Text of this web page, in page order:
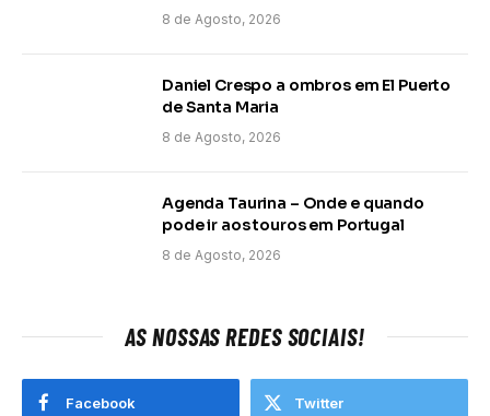
8 de Agosto, 2026
Daniel Crespo a ombros em El Puerto
de Santa Maria
8 de Agosto, 2026
Agenda Taurina – Onde e quando
pode ir aos touros em Portugal
8 de Agosto, 2026
AS NOSSAS REDES SOCIAIS!
Facebook Twitter